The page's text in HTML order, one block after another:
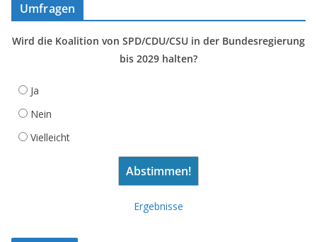
Umfragen
Wird die Koalition von SPD/CDU/CSU in der Bundesregierung
bis 2029 halten?
Ja
Nein
Vielleicht
Ergebnisse